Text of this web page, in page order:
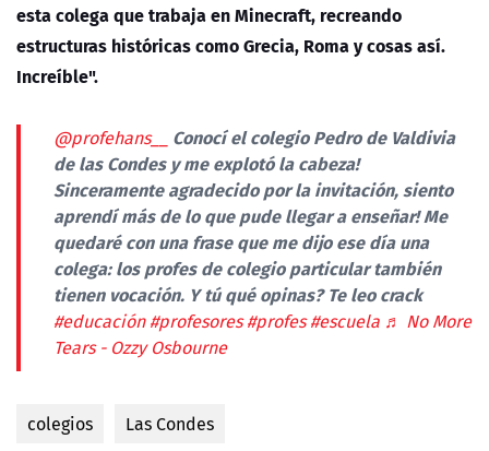
esta colega que trabaja en Minecraft, recreando
estructuras históricas como Grecia, Roma y cosas así.
Increíble".
@profehans__
Conocí el colegio Pedro de Valdivia
de las Condes y me explotó la cabeza!
Sinceramente agradecido por la invitación, siento
aprendí más de lo que pude llegar a enseñar! Me
quedaré con una frase que me dijo ese día una
colega: los profes de colegio particular también
tienen vocación. Y tú qué opinas? Te leo crack
#educación #profesores #profes #escuela ♬ No More
Tears - Ozzy Osbourne
colegios Las Condes